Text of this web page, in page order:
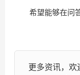
希望能够在问答
更多资讯，欢